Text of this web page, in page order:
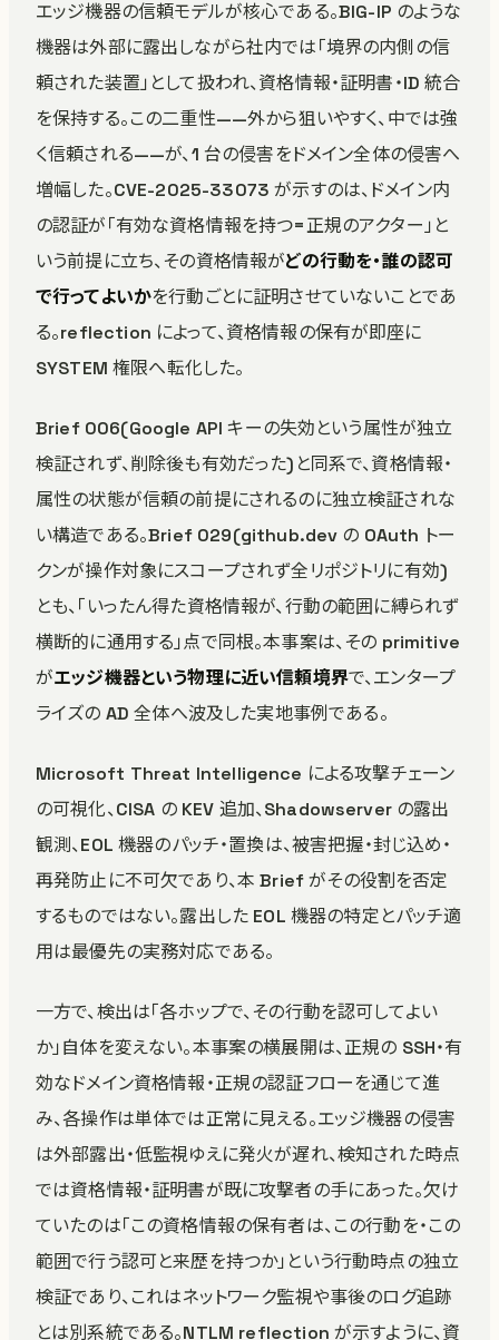
エッジ機器の信頼モデルが核心である。BIG-IP のような
機器は外部に露出しながら社内では「境界の内側の信
頼された装置」として扱われ、資格情報・証明書・ID 統合
を保持する。この二重性——外から狙いやすく、中では強
く信頼される——が、1 台の侵害をドメイン全体の侵害へ
増幅した。CVE-2025-33073 が示すのは、ドメイン内
の認証が「有効な資格情報を持つ=正規のアクター」と
いう前提に立ち、その資格情報がどの行動を・誰の認可
で行ってよいかを行動ごとに証明させていないことであ
る。reflection によって、資格情報の保有が即座に
SYSTEM 権限へ転化した。
Brief 006(Google API キーの失効という属性が独立
検証されず、削除後も有効だった)と同系で、資格情報・
属性の状態が信頼の前提にされるのに独立検証されな
い構造である。Brief 029(github.dev の OAuth トー
クンが操作対象にスコープされず全リポジトリに有効)
とも、「いったん得た資格情報が、行動の範囲に縛られず
横断的に通用する」点で同根。本事案は、その primitive
がエッジ機器という物理に近い信頼境界で、エンタープ
ライズの AD 全体へ波及した実地事例である。
Microsoft Threat Intelligence による攻撃チェーン
の可視化、CISA の KEV 追加、Shadowserver の露出
観測、EOL 機器のパッチ・置換は、被害把握・封じ込め・
再発防止に不可欠であり、本 Brief がその役割を否定
するものではない。露出した EOL 機器の特定とパッチ適
用は最優先の実務対応である。
一方で、検出は「各ホップで、その行動を認可してよい
か」自体を変えない。本事案の横展開は、正規の SSH・有
効なドメイン資格情報・正規の認証フローを通じて進
み、各操作は単体では正常に見える。エッジ機器の侵害
は外部露出・低監視ゆえに発火が遅れ、検知された時点
では資格情報・証明書が既に攻撃者の手にあった。欠け
ていたのは「この資格情報の保有者は、この行動を・この
範囲で行う認可と来歴を持つか」という行動時点の独立
検証であり、これはネットワーク監視や事後のログ追跡
とは別系統である。NTLM reflection が示すように、資